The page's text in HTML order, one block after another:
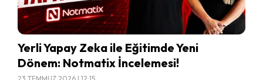
Yerli Yapay Zeka ile Eğitimde Yeni
Dönem: Notmatix İncelemesi!